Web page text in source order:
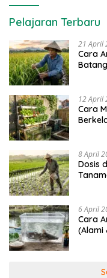
Pelajaran Terbaru
21 April
Cara
12 April
Cara
8 April
Dosis
6 April
Cara
(Alami